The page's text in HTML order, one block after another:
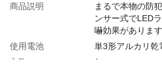
商品説明
まるで本物の防
ンサー式でLED
嚇効果があります
使用電池
単3形アルカリ乾
入数
1